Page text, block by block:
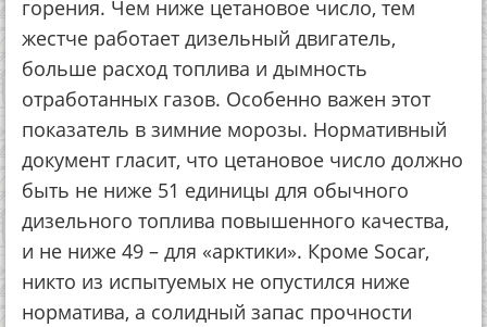
горения. Чем ниже цетановое число, тем
жестче работает дизельный двигатель,
больше расход топлива и дымность
отработанных газов. Особенно важен этот
показатель в зимние морозы. Нормативный
документ гласит, что цетановое число должно
быть не ниже 51 единицы для обычного
дизельного топлива повышенного качества,
и не ниже 49 – для «арктики». Кроме Socar,
никто из испытуемых не опустился ниже
норматива, а солидный запас прочности